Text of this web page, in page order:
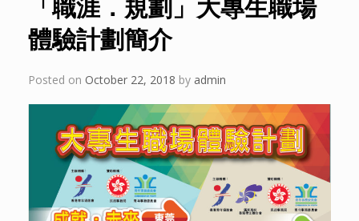
「職涯．規劃」大專生職場
體驗計劃簡介
Posted on October 22, 2018 by admin